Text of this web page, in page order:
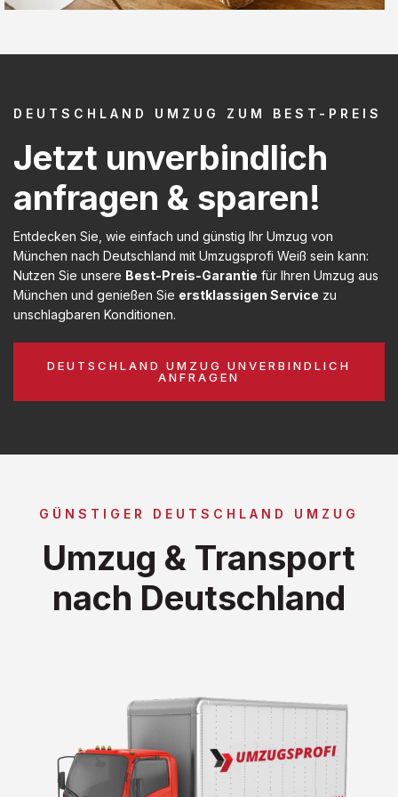
DEUTSCHLAND UMZUG ZUM BEST-PREIS
Jetzt unverbindlich
anfragen & sparen!
Entdecken Sie, wie einfach und günstig Ihr Umzug von
München nach Deutschland mit Umzugsprofi Weiß sein kann:
Nutzen Sie unsere Best-Preis-Garantie für Ihren Umzug aus
München und genießen Sie erstklassigen Service zu
unschlagbaren Konditionen.
DEUTSCHLAND UMZUG UNVERBINDLICH
ANFRAGEN
GÜNSTIGER DEUTSCHLAND UMZUG
Umzug & Transport
nach Deutschland